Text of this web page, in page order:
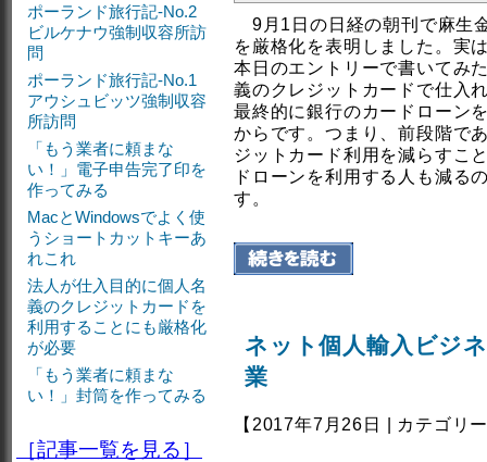
9月1日の日経の朝刊で麻生
を厳格化を表明しました。実
本日のエントリーで書いてみ
義のクレジットカードで仕入
最終的に銀行のカードローン
からです。つまり、前段階で
ジットカード利用を減らすこ
ドローンを利用する人も減る
す。
ネット個人輸入ビジ
業
【2017年7月26日 | カテゴリ
ポーランド旅行記-No.2
ビルケナウ強制収容所訪
問
ポーランド旅行記-No.1
アウシュビッツ強制収容
所訪問
「もう業者に頼まな
い！」電子申告完了印を
作ってみる
MacとWindowsでよく使
うショートカットキーあ
れこれ
法人が仕入目的に個人名
義のクレジットカードを
利用することにも厳格化
が必要
「もう業者に頼まな
い！」封筒を作ってみる
［記事一覧を見る］